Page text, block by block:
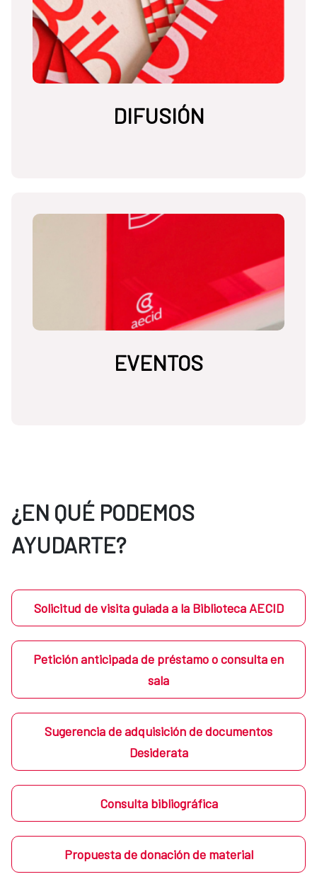
DIFUSIÓN
EVENTOS
¿EN QUÉ PODEMOS
AYUDARTE?
Solicitud de visita guiada a la Biblioteca AECID
Petición anticipada de préstamo o consulta en
sala
Sugerencia de adquisición de documentos
Desiderata
Consulta bibliográfica
Propuesta de donación de material